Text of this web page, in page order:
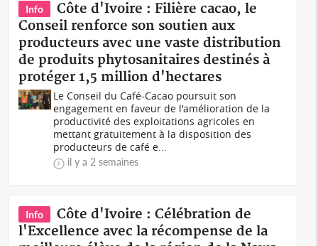
Info
Côte d'Ivoire : Filière cacao, le
Conseil renforce son soutien aux
producteurs avec une vaste distribution
de produits phytosanitaires destinés à
protéger 1,5 million d'hectares
Le Conseil du Café-Cacao poursuit son
engagement en faveur de l'amélioration de la
productivité des exploitations agricoles en
mettant gratuitement à la disposition des
producteurs de café e...
il y a 2 semaines
Info
Côte d'Ivoire : Célébration de
l'Excellence avec la récompense de la